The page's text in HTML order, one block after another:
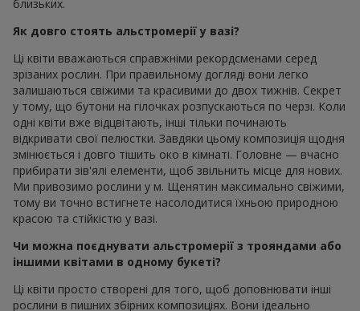
близьких.
Як довго стоять альстромерії у вазі?
Ці квіти вважаються справжніми рекордсменами серед
зрізаних рослин. При правильному догляді вони легко
залишаються свіжими та красивими до двох тижнів. Секрет
у тому, що бутони на гілочках розпускаються по черзі. Коли
одні квіти вже відцвітають, інші тільки починають
відкривати свої пелюстки. Завдяки цьому композиція щодня
змінюється і довго тішить око в кімнаті. Головне — вчасно
прибирати зів'ялі елементи, щоб звільнить місце для нових.
Ми привозимо рослини у м. Щенятин максимально свіжими,
тому ви точно встигнете насолодитися їхньою природною
красою та стійкістю у вазі.
Чи можна поєднувати альстромерії з трояндами або
іншими квітами в одному букеті?
Ці квіти просто створені для того, щоб доповнювати інші
рослини в пишних збірних композиціях. Вони ідеально